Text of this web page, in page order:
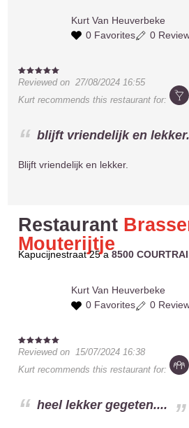
Kurt Van Heuverbeke
0 Favorites
0
Reviewed on27/08/2024 16:55
Kurt recommends this restaurant for:
blijft vriendelijk en
Blijft vriendelijk en lekker.
Restaurant
Mouterijtje
Kapucijnestraat 25 a8500 COURTRAI
Kurt Van Heuverbeke
0 Favorites
0
Reviewed on
15/07/2024 16:38
Kurt recommends this restaurant for:
heel lekker gegeten....